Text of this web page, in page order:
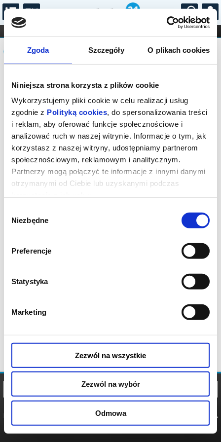
Zgoda Szczegóły O plikach cookies
Niniejsza strona korzysta z plików cookie
Wykorzystujemy pliki cookie w celu realizacji usług
zgodnie z Polityką cookies, do spersonalizowania treści
i reklam, aby oferować funkcje społecznościowe i
analizować ruch w naszej witrynie. Informacje o tym, jak
korzystasz z naszej witryny, udostępniamy partnerom
społecznościowym, reklamowym i analitycznym.
Partnerzy mogą połączyć te informacje z innymi danymi
otrzymanymi od Ciebie lub uzyskanymi podczas
zgody
Niezbędne
Preferencje
Statystyka
Marketing
Zezwól na wszystkie
Zezwól na wybór
Odmowa
...
FILHARMONIA OPERA I BALET
STAND-UP
DLA DZIECI
Komunikat
Sprzedaż on-line została zakończona,
sprawdź dostępność biletów w kasie.
POLITYKA
POLITYKA